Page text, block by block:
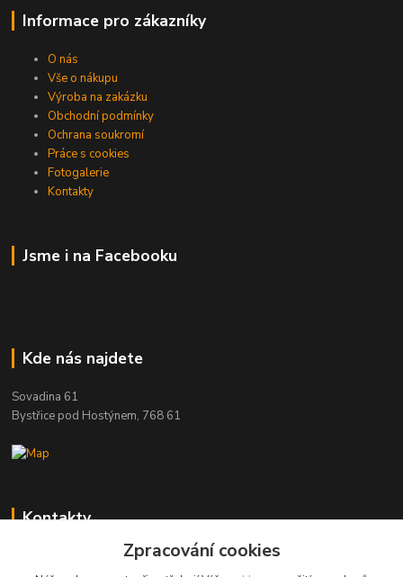
Informace pro zákazníky
O nás
Vše o nákupu
Výroba na zakázku
Obchodní podmínky
Ochrana soukromí
Práce s cookies
Fotogalerie
Kontakty
Jsme i na Facebooku
Kde nás najdete
Sovadina 61
Bystřice pod Hostýnem, 768 61
Kontakty
DŘEVOPRODUKT BEDNAŘÍK s.r.o.Zpracování cookies